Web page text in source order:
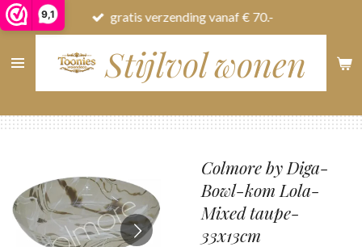
9,1
Ga
direct
naar
Stijlvol wonen
gratis verzending vanaf € 70.-
Colmore by Diga-
Bowl-kom Lola-
Mixed taupe-
33x13cm